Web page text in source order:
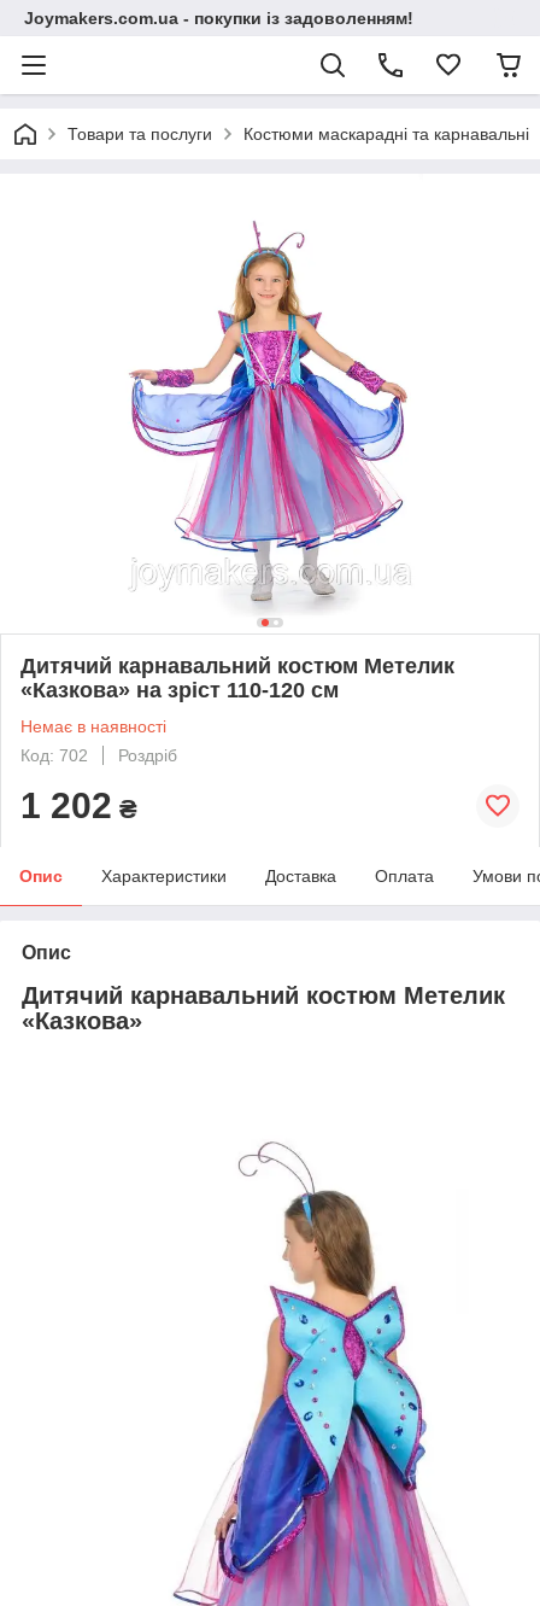
Joymakers.com.ua - покупки із задоволенням!
Товари та послуги Костюми маскарадні та карнавальні
Дитячий карнавальний костюм Метелик
«Казкова» на зріст 110-120 см
Немає в наявності
Код: 702
Роздріб
1 202 ₴
Опис Характеристики Доставка Оплата Умови
Опис
Дитячий карнавальний костюм Метелик
«Казкова»